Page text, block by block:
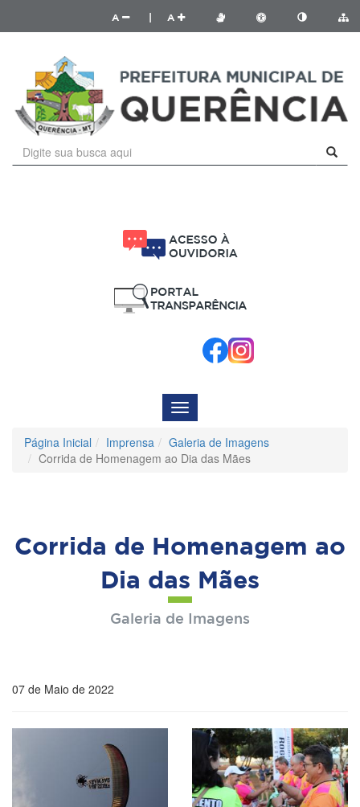
A A
Menu
de
Navegação
Página Inicial Imprensa
Galeria de Imagens
Corrida de Homenagem ao Dia das Mães
Corrida de Homenagem ao
Dia das Mães
Galeria de Imagens
07 de Maio de 2022